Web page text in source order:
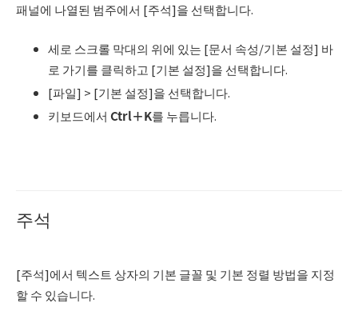
패널에 나열된 범주에서 [주석]을 선택합니다.
세로 스크롤 막대의 위에 있는 [문서 속성/기본 설정] 바
로 가기를 클릭하고 [기본 설정]을 선택합니다.
[파일] > [기본 설정]을 선택합니다.
키보드에서 Ctrl＋K를 누릅니다.
주석
[주석]에서 텍스트 상자의 기본 글꼴 및 기본 정렬 방법을 지정
할 수 있습니다.